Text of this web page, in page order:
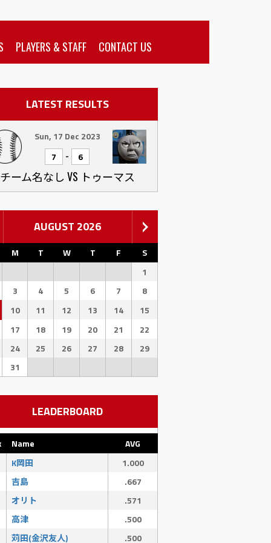
PLAYERS & STAFF CONTACT US
LATEST RESULTS
Sun, 17 Dec 2023
7
- 6
チーム名なし VS トゥーマス
AUGUST 2026
M T W T F
S
1
3 4 5 6 7
8
10 11 12 13 14
15
17 18 19 20 21
22
24 25 26 27 28
29
31
LEADERBOARD
Name
AVG
K岡田
1.000
吉島
.667
オリト
.571
高津
.500
苅田(金沢友人) .500